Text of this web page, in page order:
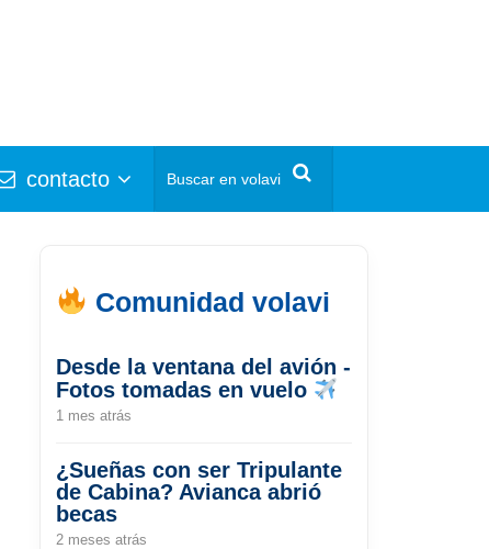
contacto
Comunidad volavi
Desde la ventana del avión -
Fotos tomadas en vuelo
1 mes atrás
¿Sueñas con ser Tripulante
de Cabina? Avianca abrió
becas
2 meses atrás